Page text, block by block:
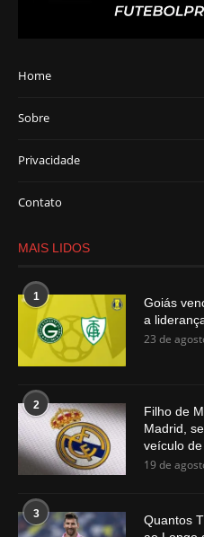
Home
Sobre
Privacidade
Contato
MAIS LIDOS
1
Goiás
a
23 de
2
Filho de
Madrid,
veículo de
19 de
3
Quantos